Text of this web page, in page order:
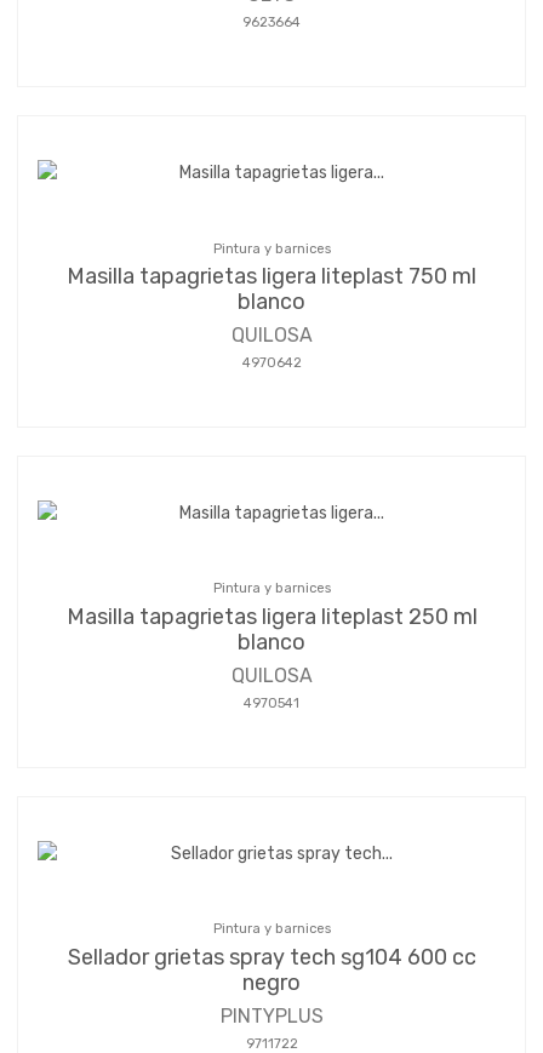
9623664
Pintura y barnices
Masilla tapagrietas ligera liteplast 750 ml
blanco
QUILOSA
4970642
Pintura y barnices
Masilla tapagrietas ligera liteplast 250 ml
blanco
QUILOSA
4970541
Pintura y barnices
Sellador grietas spray tech sg104 600 cc
negro
PINTYPLUS
9711722